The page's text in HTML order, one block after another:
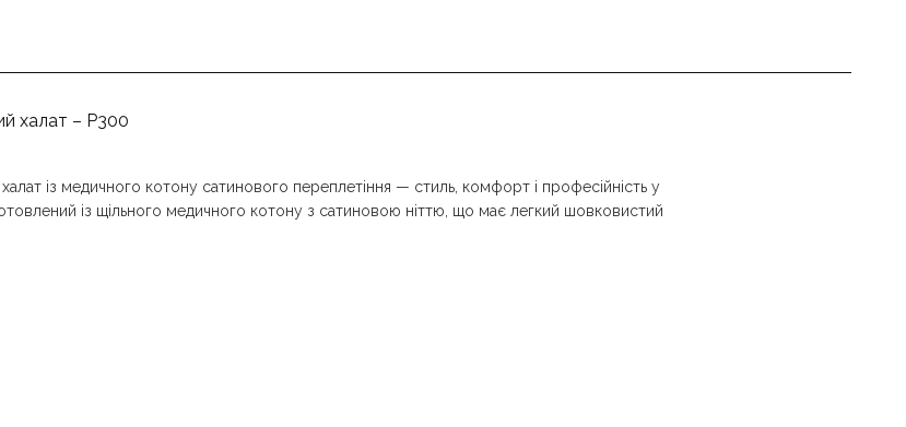
халат – P300
із медичного котону сатинового переплетіння — стиль, комфорт і професійність у
із щільного медичного котону з сатиновою ніттю, що має легкий шовковистий